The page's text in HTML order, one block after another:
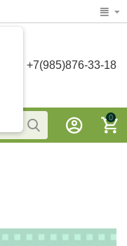
+7(985)876-33-18
0